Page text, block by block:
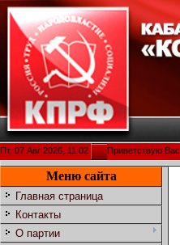
Пт, 07 Авг 2026, 11:02 Приветствую Вас
Меню сайта
Главная страница
Контакты
О партии